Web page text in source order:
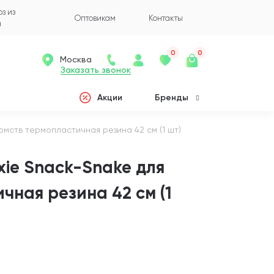
из
Оптовикам Контакты
Заказать звонок
Москва
0 0
Акции Бренды
термопластичная резина 42 см (1 шт)
Snack-Snake для
резина 42 см (1